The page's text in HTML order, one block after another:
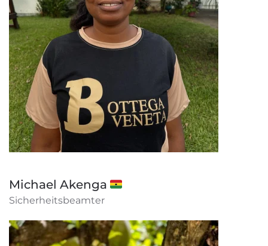
Michael Akenga 🇬🇭
Sicherheitsbeamter